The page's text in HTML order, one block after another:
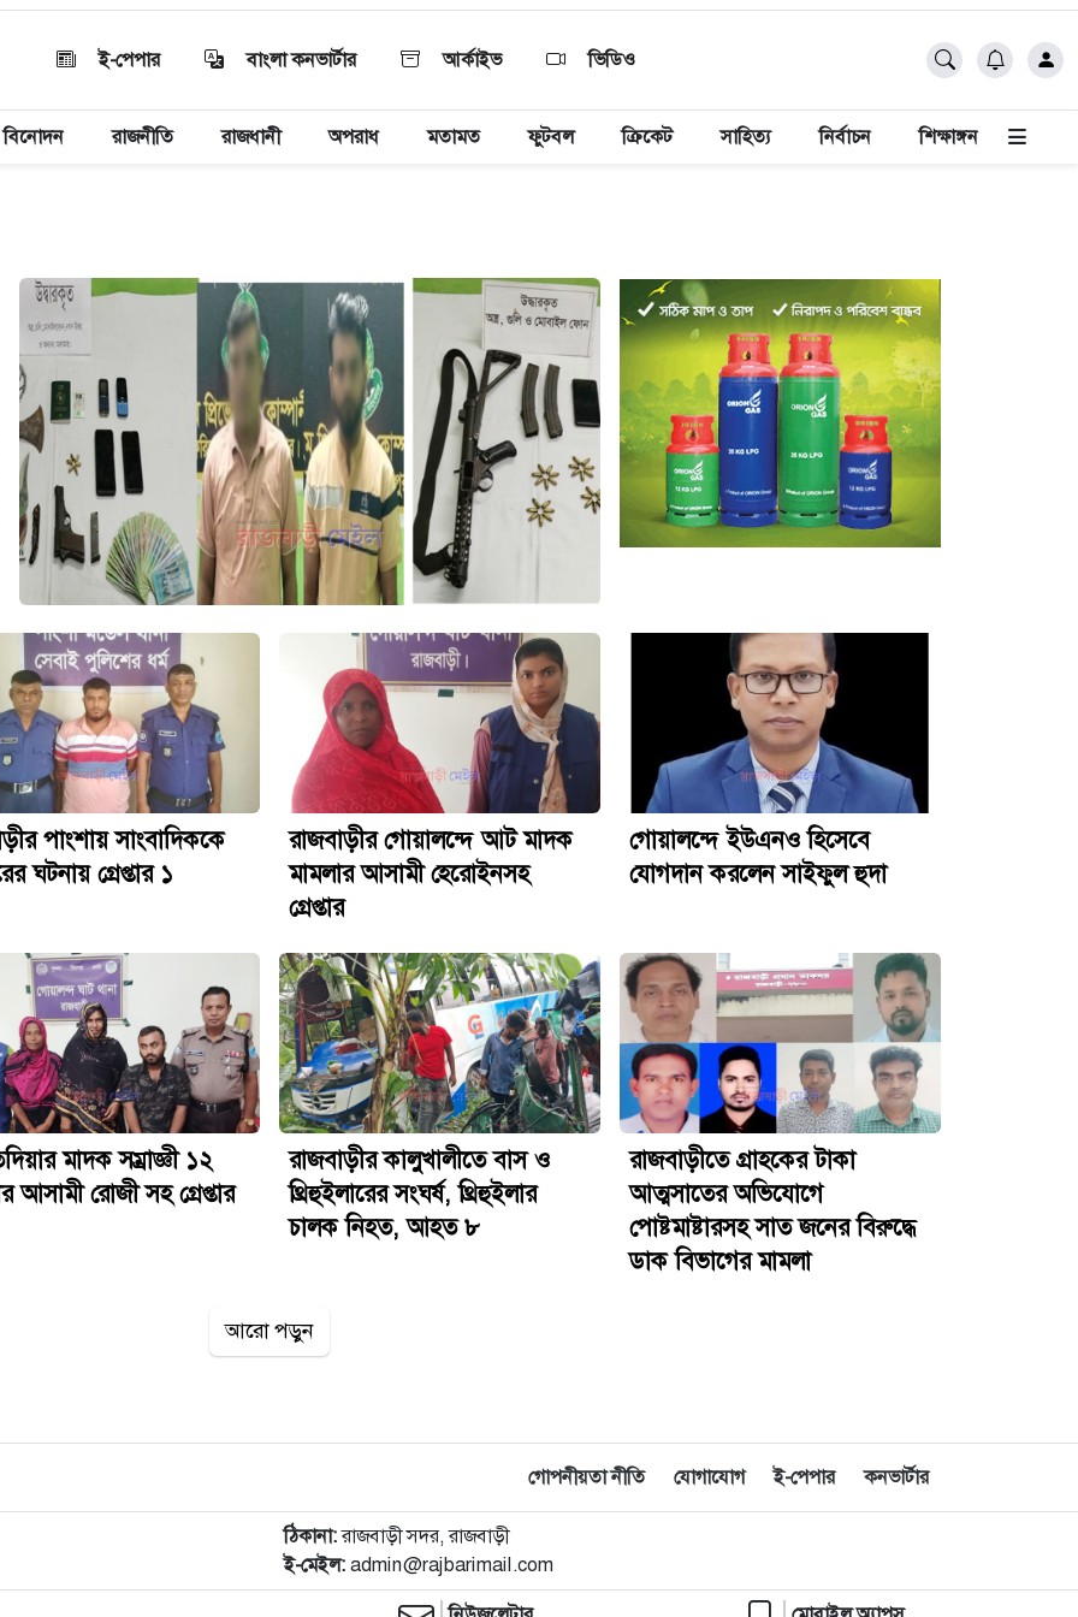
ই-পেপার বাংলা কনভার্টার আর্কাইভ ভিডিও
বিনোদন রাজনীতি রাজধানী অপরাধ মতামত ফুটবল ক্রিকেট সাহিত্য নির্বাচন শিক্ষাঙ্গন
পাংশায় সাংবাদিককে
ঘটনায় গ্রেপ্তার ১
রাজবাড়ীর গোয়ালন্দে আট মাদক
মামলার আসামী হেরোইনসহ
গ্রেপ্তার
গোয়ালন্দে ইউএনও হিসেবে
যোগদান করলেন সাইফুল হুদা
মাদক সম্রাজ্ঞী ১২
আসামী রোজী সহ গ্রেপ্তার
রাজবাড়ীর কালুখালীতে বাস ও
থ্রিহুইলারের সংঘর্ষ, থ্রিহুইলার
চালক নিহত, আহত ৮
রাজবাড়ীতে গ্রাহকের টাকা
আত্মসাতের অভিযোগে
পোষ্টমাষ্টারসহ সাত জনের বিরুদ্ধে
ডাক বিভাগের মামলা
আরো পড়ুন
গোপনীয়তা নীতি যোগাযোগ ই-পেপার কনভার্টার
ঠিকানা:রাজবাড়ী সদর, রাজবাড়ী
ই-মেইল:admin@rajbarimail.com